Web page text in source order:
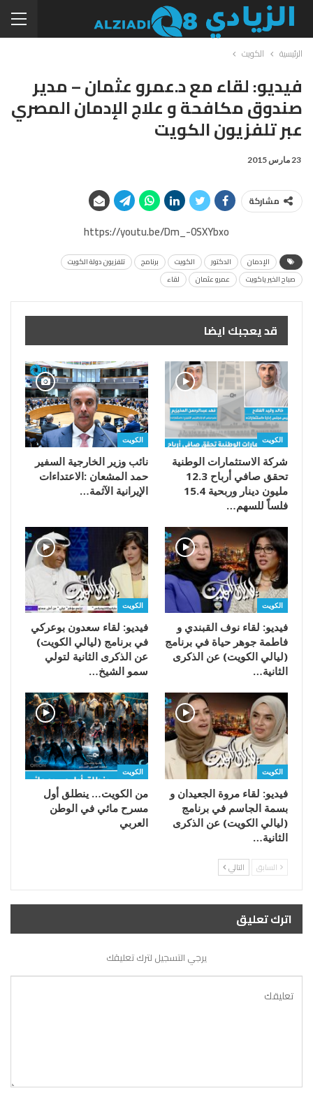
الرئيسية الكويت
فيديو: لقاء مع د.عمرو عثمان – مدير
صندوق مكافحة و علاج الإدمان المصري
عبر تلفزيون الكويت
23 مارس 2015
مشاركة
https://youtu.be/Dm_-0SXYbxo
الإدمان الدكتور الكويت برنامج
تلفزيون دولة الكويت
صباح الخير ياكويت
عمرو عثمان لقاء
قد يعجبك ايضا
الكويت
شركة الاستثمارات الوطنية
تحقق صافي أرباح 12.3
مليون دينار وربحية 15.4
فلساً للسهم…
الكويت
‬الإيرانية‭ ‬الآثمة‭…
الكويت
فيديو: لقاء نوف القبندي و
فاطمة جوهر حياة في برنامج
(ليالي الكويت) عن الذكرى
الثانية…
الكويت
فيديو: لقاء سعدون بوعركي
في برنامج (ليالي الكويت)
عن الذكرى الثانية لتولي
سمو الشيخ…
الكويت
فيديو: لقاء مروة الجعيدان و
بسمة الجاسم في برنامج
(ليالي الكويت) عن الذكرى
الثانية…
الكويت
من الكويت… ينطلق أول
مسرح مائي في الوطن
العربي
السابق التالي
اترك تعليق
يرجي التسجيل لترك تعليقك